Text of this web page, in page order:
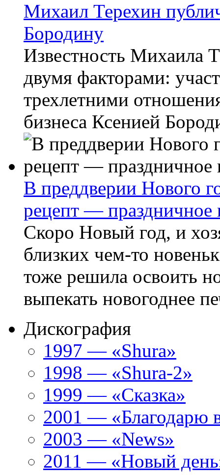
Михаил Терехин
Бородину
Известность Михаила
двумя факторами:
трехлетними
бизнеса Ксенией
В преддверии Нового
рецепт — праздничное
Скоро Новый год, и
близких чем-то
тоже решила освоить
выпекать новогоднее
Дискография
1997 — «Shura»
1998 — «Shura-2»
1999 — «Сказка»
2001 — «Благодарю
2003 — «News»
2011 — «Новый